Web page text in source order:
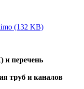
(132 KB)
труб и каналов